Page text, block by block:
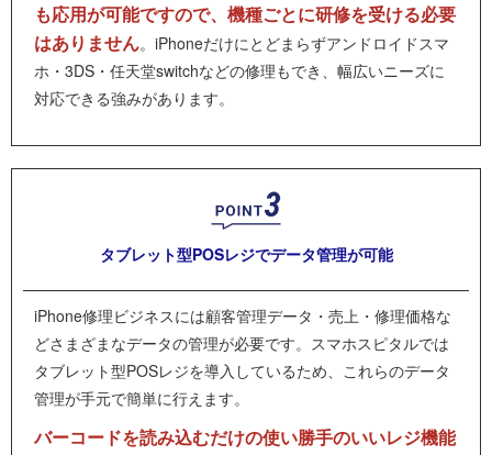
も応用が可能ですので、機種ごとに研修を受ける必要
はありません。iPhoneだけにとどまらずアンドロイドスマ
ホ・3DS・任天堂switchなどの修理もでき、幅広いニーズに
対応できる強みがあります。
タブレット型POSレジでデータ管理が可能
iPhone修理ビジネスには顧客管理データ・売上・修理価格な
どさまざまなデータの管理が必要です。スマホスピタルでは
タブレット型POSレジを導入しているため、これらのデータ
管理が手元で簡単に行えます。
バーコードを読み込むだけの使い勝手のいいレジ機能